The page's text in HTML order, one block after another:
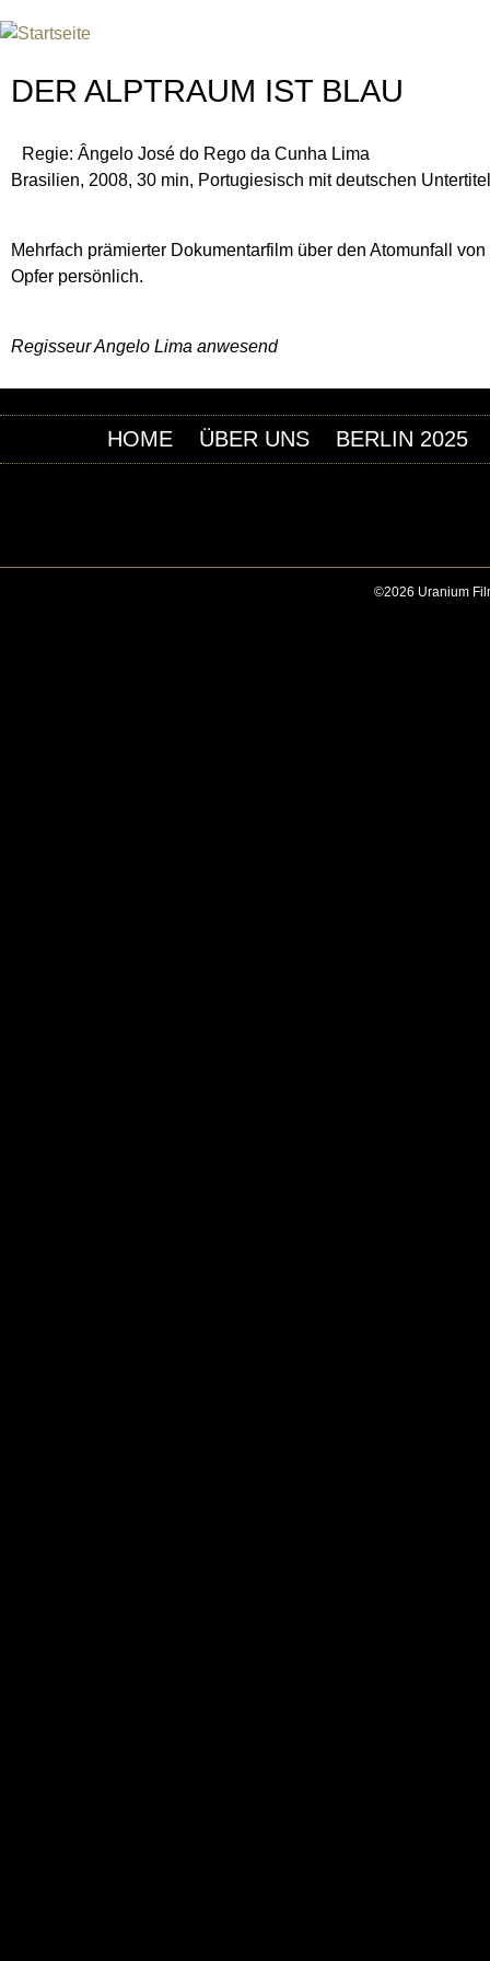
DER ALPTRAUM IST BLAU
Regie: Ângelo José do Rego da Cunha Lima
Brasilien, 2008, 30 min, Portugiesisch mit deutschen
Mehrfach prämierter Dokumentarfilm über den Atomunfall
Opfer persönlich.
Regisseur Angelo Lima anwesend
HOME ÜBER UNS BERLIN 2025
©2026 Uranium